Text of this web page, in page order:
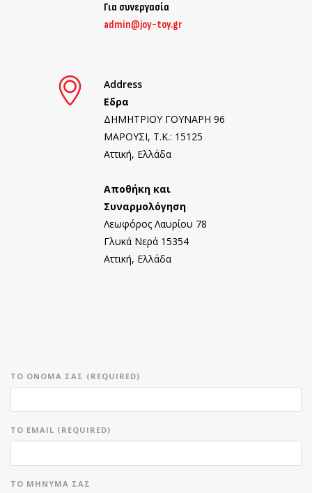
Για συνεργασία
admin@joy-toy.gr
Address
Εδρα
ΔΗΜΗΤΡΙΟΥ ΓΟΥΝΑΡΗ 96
ΜΑΡΟΥΣΙ, T.K.: 15125
Αττική, Ελλάδα
Αποθήκη και
Συναρμολόγηση
Λεωφόρος Λαυρίου 78
Γλυκά Νερά 15354
Αττική, Ελλάδα
ΤΟ ΌΝΟΜΑ ΣΑΣ (REQUIRED)
ΤΟ EMAIL (REQUIRED)
ΤΟ ΜΉΝΥΜΑ ΣΑΣ